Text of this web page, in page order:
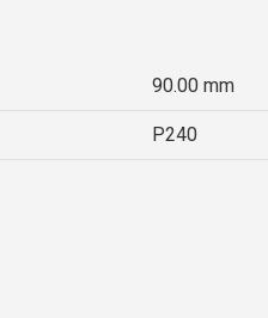
90.00 mm
P240